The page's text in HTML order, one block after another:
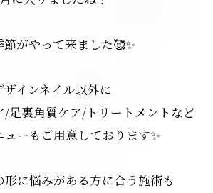
がやって来ました🥰✨
インネイル以外に
/足裏角質ケア/トリートメントなど
ーもご用意しております✨
に悩みがある方に合う施術も